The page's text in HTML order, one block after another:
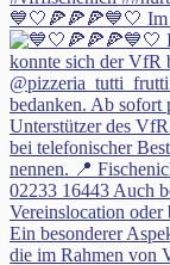
💙🤍🍕🍕🍕💙🤍 Im